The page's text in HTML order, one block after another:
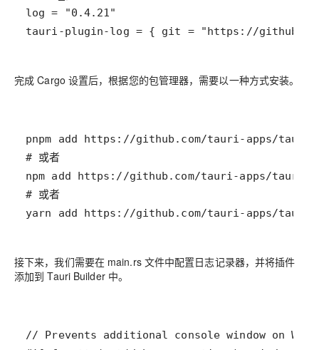
tauri-plugin-log = { git = "https://
完成 Cargo 设置后，根据您的包管理器，需要以一种方式安装。
yarn add https://github.com/tauri-apps/tauri-
接下来，我们需要在 main.rs 文件中配置日志记录器，并将插件
添加到 Tauri Builder 中。